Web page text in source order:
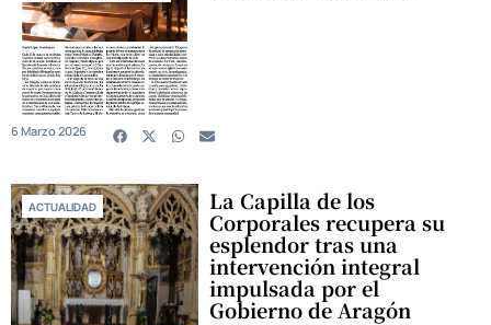
6 Marzo 2026
ACTUALIDAD La Capilla de los
Corporales recupera su
esplendor tras una
intervención integral
impulsada por el
Gobierno de Aragón